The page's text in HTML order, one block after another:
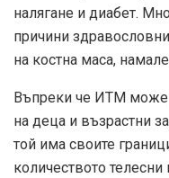
налягане и диабет.
причини
на костна маса,
Въпреки че ИТМ може
на деца и възрастни
той има своите
количеството